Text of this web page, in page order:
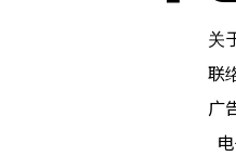
关
联
广